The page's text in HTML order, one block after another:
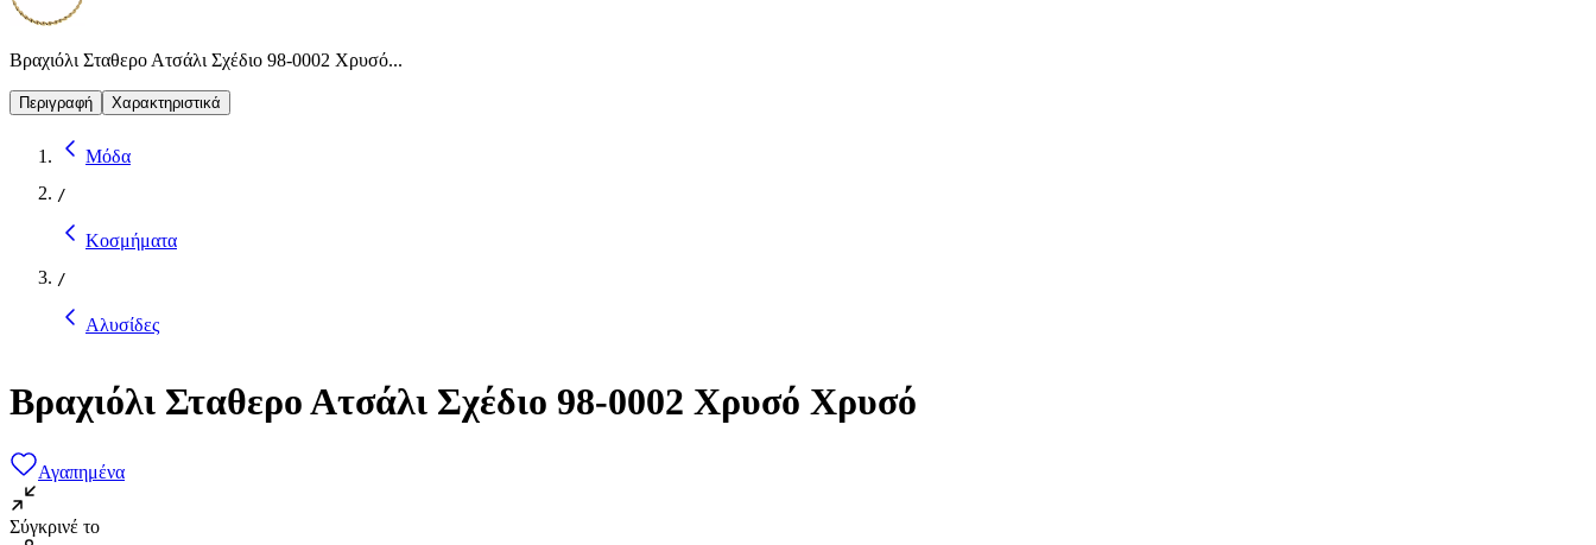
Βραχιόλι Σταθερο Ατσάλι Σχέδιο 98-0002 Χρυσό...
Περιγραφή Χαρακτηριστικά
Μόδα
/
Κοσμήματα
/
Αλυσίδες
Βραχιόλι Σταθερο Ατσάλι Σχέδιο 98-0002 Χρυσό Χρυσό
Αγαπημένα
Σύγκρινέ το